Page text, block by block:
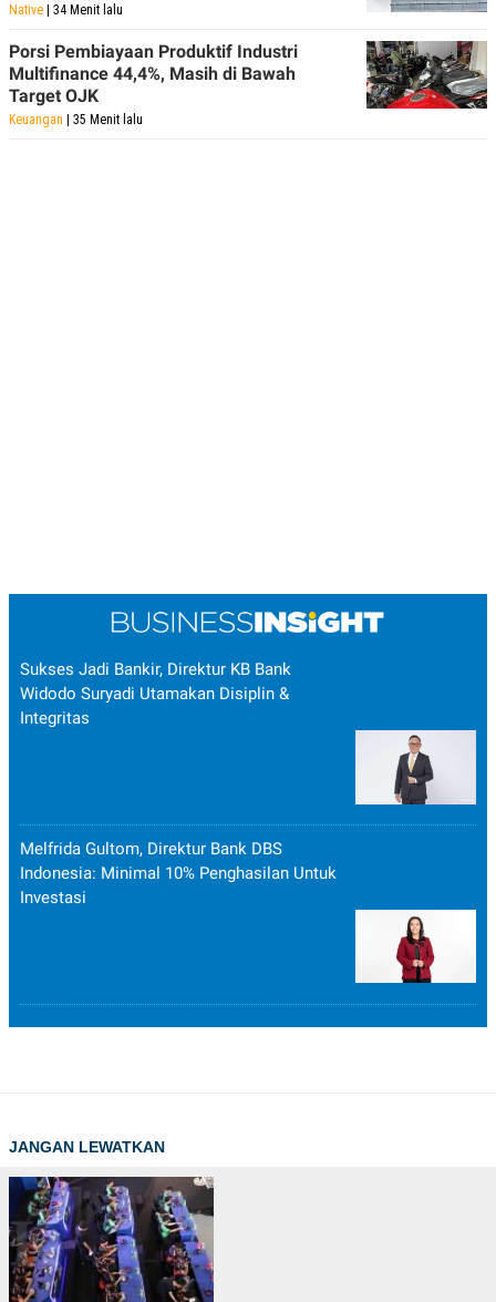
Native | 34 Menit lalu
Porsi Pembiayaan Produktif Industri
Multifinance 44,4%, Masih di Bawah
Target OJK
Keuangan | 35 Menit lalu
Sukses Jadi Bankir, Direktur KB Bank
Widodo Suryadi Utamakan Disiplin &
Integritas
Melfrida Gultom, Direktur Bank DBS
Indonesia: Minimal 10% Penghasilan Untuk
Investasi
JANGAN LEWATKAN